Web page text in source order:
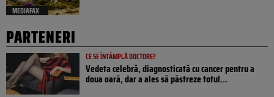
MEDIAFAX
PARTENERI
CE SE ÎNTÂMPLĂ DOCTORE?
Vedeta celebră, diagnosticată cu cancer pentru a
doua oară, dar a ales să păstreze totul...